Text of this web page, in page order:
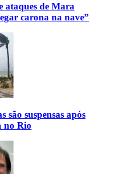
ataques de Mara
carona na nave”
são suspensas após
no Rio